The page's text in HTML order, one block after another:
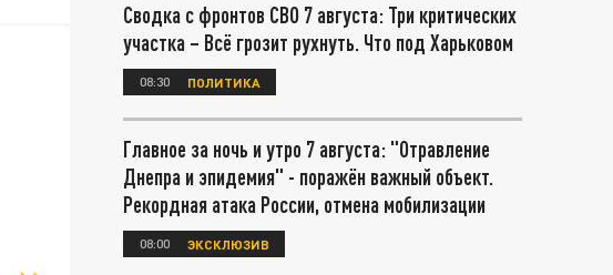
Сводка с фронтов СВО 7 августа: Три критических
участка – Всё грозит рухнуть. Что под Харьковом
08:30 ПОЛИТИКА
Главное за ночь и утро 7 августа: "Отравление
Днепра и эпидемия" - поражён важный объект.
Рекордная атака России, отмена мобилизации
08:00 ЭКСКЛЮЗИВ